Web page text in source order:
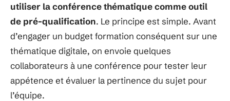
utiliser la conférence thématique comme outil
de pré-qualification. Le principe est simple. Avant
d’engager un budget formation conséquent sur une
thématique digitale, on envoie quelques
collaborateurs à une conférence pour tester leur
appétence et évaluer la pertinence du sujet pour
l’équipe.